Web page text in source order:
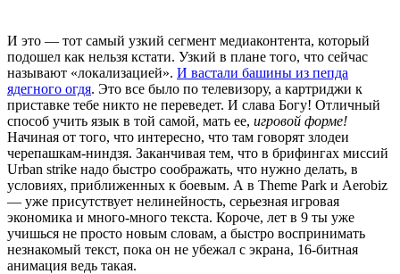
И это — тот самый узкий сегмент медиаконтента, который
подошел как нельзя кстати. Узкий в плане того, что сейчас
называют «локализацией». И вастали башины из пепда
ядегного огдя. Это все было по телевизору, а картриджи к
приставке тебе никто не переведет. И слава Богу! Отличный
способ учить язык в той самой, мать ее, игровой форме!
Начиная от того, что интересно, что там говорят злодеи
черепашкам-ниндзя. Заканчивая тем, что в брифингах миссий
Urban strike надо быстро соображать, что нужно делать, в
условиях, приближенных к боевым. А в Theme Park и Aerobiz
— уже присутствует нелинейность, серьезная игровая
экономика и много-много текста. Короче, лет в 9 ты уже
учишься не просто новым словам, а быстро воспринимать
незнакомый текст, пока он не убежал с экрана, 16-битная
анимация ведь такая.